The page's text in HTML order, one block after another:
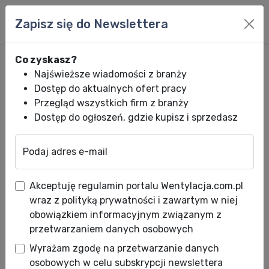
Osuszacz powietrza do domu –
jaki wybrać?
Data publikacji: 18.02.2021
Wilgotność powietrza w mieszkaniu lub domu
Zapisz się do Newslettera
Co zyskasz?
Najświeższe wiadomości z branży
Dostęp do aktualnych ofert pracy
Przegląd wszystkich firm z branży
Dostęp do ogłoszeń, gdzie kupisz i sprzedasz
Podaj adres e-mail
Akceptuję regulamin portalu Wentylacja.com.pl
wraz z polityką prywatności i zawartym w niej
obowiązkiem informacyjnym związanym z
przetwarzaniem danych osobowych
Wyrażam zgodę na przetwarzanie danych
osobowych w celu subskrypcji newslettera